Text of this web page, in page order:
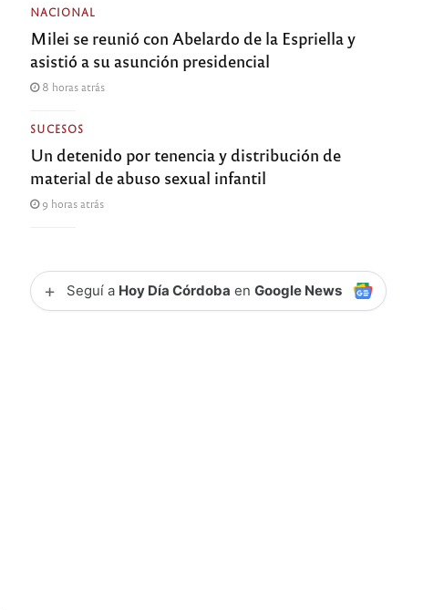
NACIONAL
Milei se reunió con Abelardo de la Espriella y
asistió a su asunción presidencial
8 horas atrás
SUCESOS
Un detenido por tenencia y distribución de
material de abuso sexual infantil
9 horas atrás
+ Seguí a Hoy Día Córdoba enGoogle News